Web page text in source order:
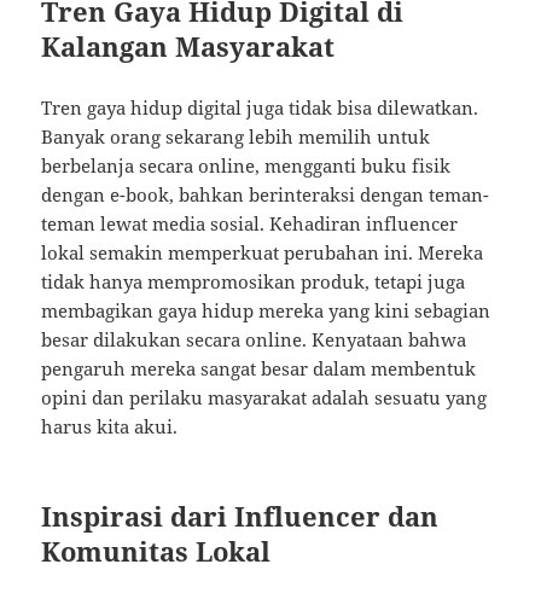
Tren Gaya Hidup Digital di
Kalangan Masyarakat
Tren gaya hidup digital juga tidak bisa dilewatkan.
Banyak orang sekarang lebih memilih untuk
berbelanja secara online, mengganti buku fisik
dengan e-book, bahkan berinteraksi dengan teman-
teman lewat media sosial. Kehadiran influencer
lokal semakin memperkuat perubahan ini. Mereka
tidak hanya mempromosikan produk, tetapi juga
membagikan gaya hidup mereka yang kini sebagian
besar dilakukan secara online. Kenyataan bahwa
pengaruh mereka sangat besar dalam membentuk
opini dan perilaku masyarakat adalah sesuatu yang
harus kita akui.
Inspirasi dari Influencer dan
Komunitas Lokal